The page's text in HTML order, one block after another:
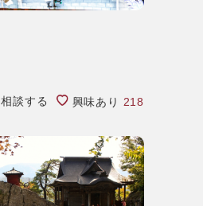
相談する 興味あり 218